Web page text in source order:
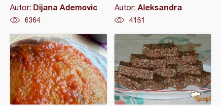
Autor: Dijana Ademovic
6364
Autor: Aleksandra
4161